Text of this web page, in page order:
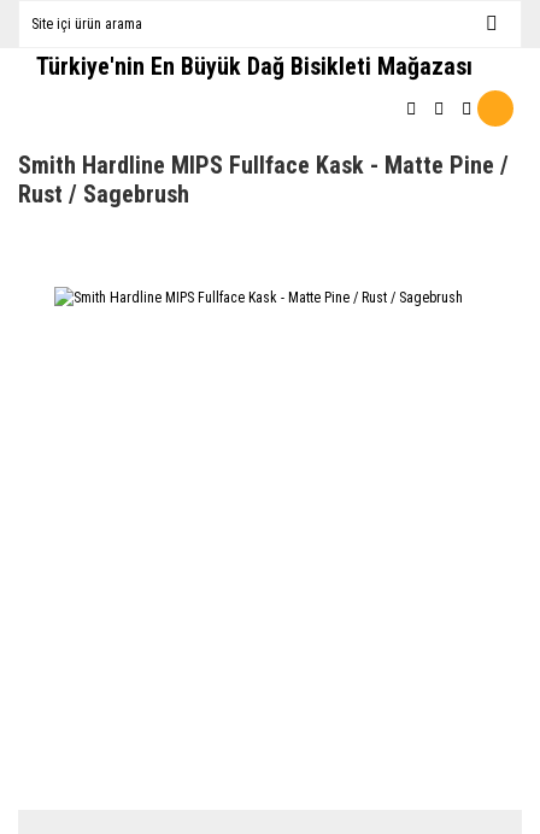
Türkiye'nin En Büyük Dağ Bisikleti Mağazası
Smith Hardline MIPS Fullface Kask - Matte Pine /
Rust / Sagebrush